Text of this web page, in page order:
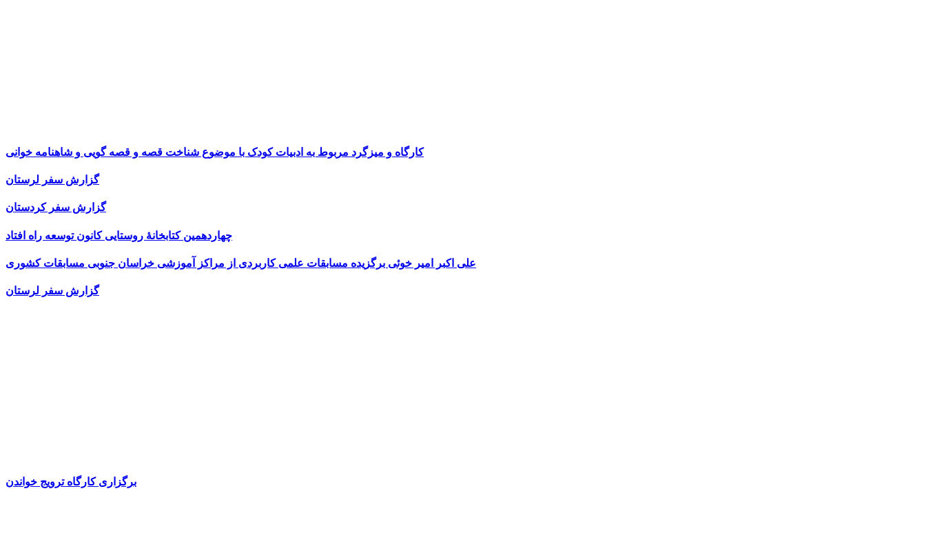
کارگاه و میزگرد مربوط به ادبیات کودک با موضوع شناخت قصه و قصه گویی و شاهنامه خوانی
گزارش سفر لرستان
گزارش سفر کردستان
چهاردهمین کتابخانۀ روستایی کانون توسعه راه افتاد
علی اکبر امیر خوئی برگزیده مسابقات علمی کاربردی از مراکز آموزشی خراسان جنوبی مسابقات کشوری
گزارش سفر لرستان
برگزاری کارگاه ترویج خواندن